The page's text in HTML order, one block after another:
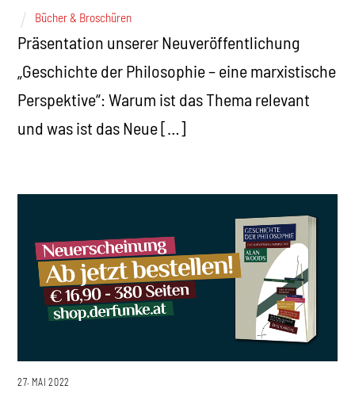
Bücher & Broschüren
Präsentation unserer Neuveröffentlichung
„Geschichte der Philosophie – eine marxistische
Perspektive“: Warum ist das Thema relevant
und was ist das Neue […]
27. MAI 2022